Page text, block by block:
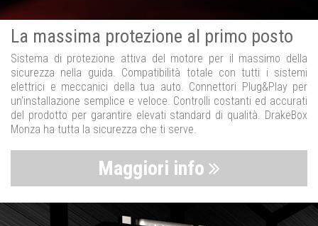
La massima protezione al primo posto
Sistema di protezione attiva del motore per il massimo della
sicurezza nella guida. Compatibilità totale con tutti i sistemi
elettrici e meccanici della tua auto. Connettori Plug&Play per
un’installazione semplice e veloce. Controlli costanti ed accurati
del prodotto per garantire elevati standard di qualità. DrakeBox
Monza ha tutta la sicurezza che ti serve.
Maggiori info